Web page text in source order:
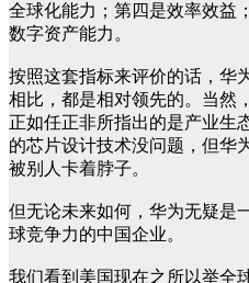
全球化能力；第四是效率效益
数字资产能力。
按照这套指标来评价的话，华
相比，都是相对领先的。当然
正如任正非所指出的是产业生
的芯片设计技术没问题，但华
被别人卡着脖子。
但无论未来如何，华为无疑是
球竞争力的中国企业。
我们看到美国现在之所以举全